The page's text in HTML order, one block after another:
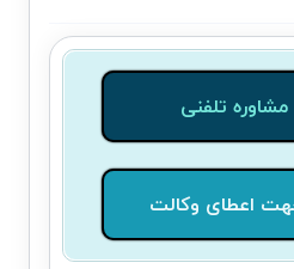
مشاوره تلفنی
اعطای وکالت